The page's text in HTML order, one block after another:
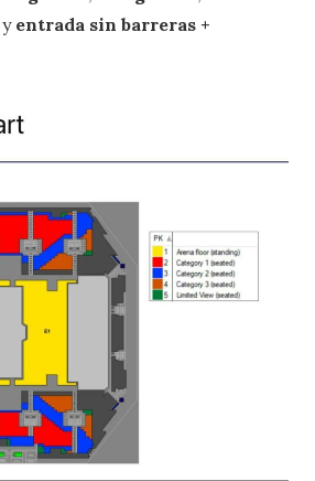
y entrada sin barreras +